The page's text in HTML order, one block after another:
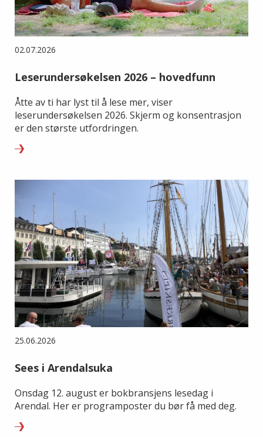
02.07.2026
Leserundersøkelsen 2026 – hovedfunn
Åtte av ti har lyst til å lese mer, viser
leserundersøkelsen 2026. Skjerm og konsentrasjon
er den største utfordringen.
25.06.2026
Sees i Arendalsuka
Onsdag 12. august er bokbransjens lesedag i
Arendal. Her er programposter du bør få med deg.